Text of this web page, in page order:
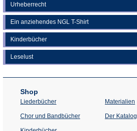
Urheberrecht
Ein anziehendes NGL T-Shirt
Kinderbücher
Leselust
Shop
Liederbücher
Chor und Bandbücher
Materialien
Der Katalog